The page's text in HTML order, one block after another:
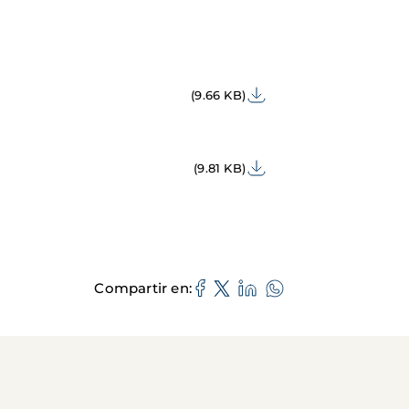
(9.66 KB)
(9.81 KB)
Compartir en